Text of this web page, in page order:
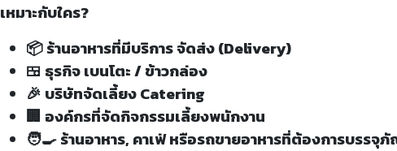
เหมาะกับใคร?
📦 ร้านอาหารที่มีบริการ จัดส่ง (Delivery)
🍱 ธุรกิจ เบนโตะ / ข้าวกล่อง
🎉 บริษัทจัดเลี้ยง Catering
🏢 องค์กรที่จัดกิจกรรมเลี้ยงพนักงาน
🧑‍🍳 ร้านอาหาร, คาเฟ่ หรือรถขายอาหารที่ต้องการบรร